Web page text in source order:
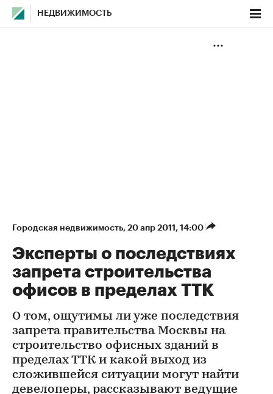
НЕДВИЖИМОСТЬ
Городская недвижимость⁠, 20 апр 2011, 14:00
Эксперты о последствиях
запрета строительства
офисов в пределах ТТК
О том, ощутимы ли уже последствия
запрета правительства Москвы на
строительство офисных зданий в
пределах ТТК и какой выход из
сложившейся ситуации могут найти
девелоперы, рассказывают ведущие